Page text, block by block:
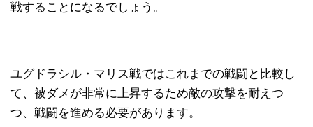
戦することになるでしょう。
ユグドラシル・マリス戦ではこれまでの戦闘と比較し
て、被ダメが非常に上昇するため敵の攻撃を耐えつ
つ、戦闘を進める必要があります。